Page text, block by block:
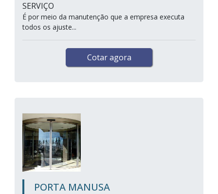
SERVIÇO
É por meio da manutenção que a empresa executa
todos os ajuste...
Cotar agora
PORTA MANUSA